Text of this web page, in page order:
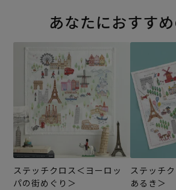
あなたにおすす
ステッチクロス＜ヨーロッ
パの街めぐり＞
ステッチ
あるき＞